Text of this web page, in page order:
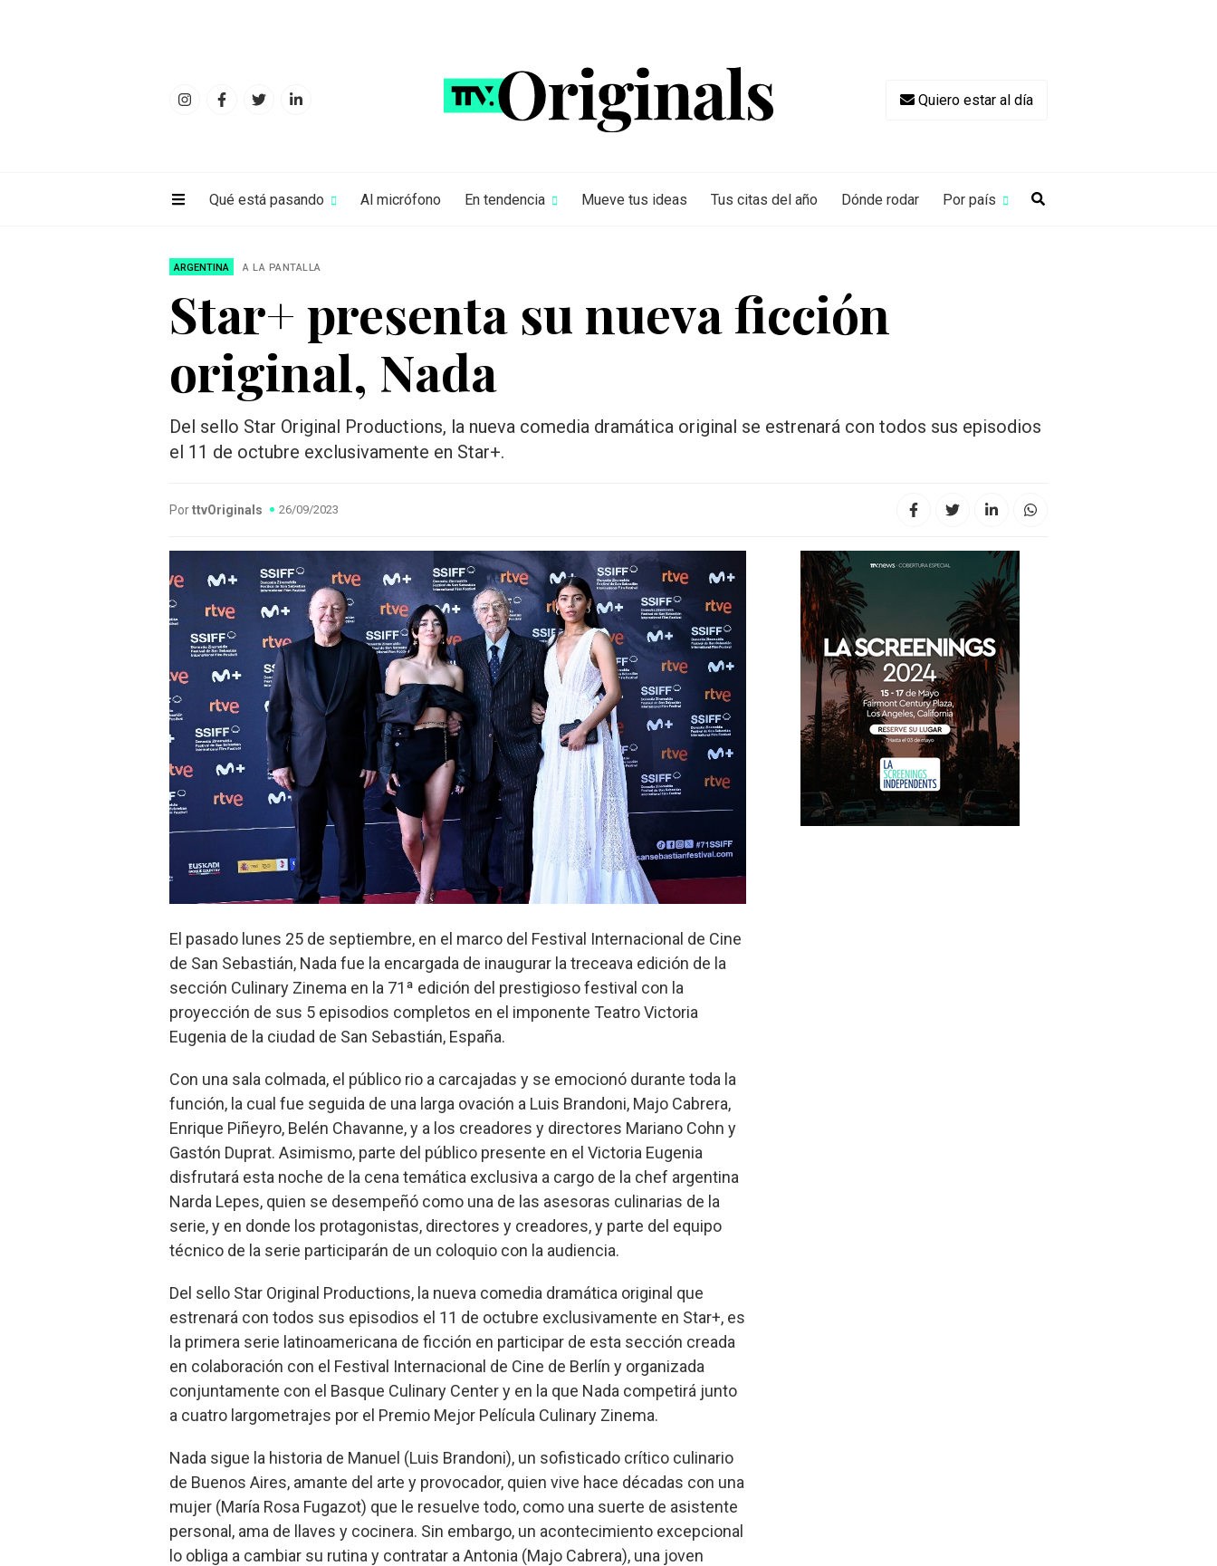
Quiero estar al día
Qué está pasando Al micrófono En tendencia Mueve tus ideas Tus citas del año Dónde rodar Por país
ARGENTINA A LA PANTALLA
Star+ presenta su nueva ficción
original, Nada
Del sello Star Original Productions, la nueva comedia dramática original se estrenará con todos sus episodios
el 11 de octubre exclusivamente en Star+.
PorttvOriginals 26/09/2023
El pasado lunes 25 de septiembre, en el marco del Festival Internacional de Cine
de San Sebastián, Nada fue la encargada de inaugurar la treceava edición de la
sección Culinary Zinema en la 71ª edición del prestigioso festival con la
proyección de sus 5 episodios completos en el imponente Teatro Victoria
Eugenia de la ciudad de San Sebastián, España.
Con una sala colmada, el público rio a carcajadas y se emocionó durante toda la
función, la cual fue seguida de una larga ovación a Luis Brandoni, Majo Cabrera,
Enrique Piñeyro, Belén Chavanne, y a los creadores y directores Mariano Cohn y
Gastón Duprat. Asimismo, parte del público presente en el Victoria Eugenia
disfrutará esta noche de la cena temática exclusiva a cargo de la chef argentina
Narda Lepes, quien se desempeñó como una de las asesoras culinarias de la
serie, y en donde los protagonistas, directores y creadores, y parte del equipo
técnico de la serie participarán de un coloquio con la audiencia.
Del sello Star Original Productions, la nueva comedia dramática original que
estrenará con todos sus episodios el 11 de octubre exclusivamente en Star+, es
la primera serie latinoamericana de ficción en participar de esta sección creada
en colaboración con el Festival Internacional de Cine de Berlín y organizada
conjuntamente con el Basque Culinary Center y en la que Nada competirá junto
a cuatro largometrajes por el Premio Mejor Película Culinary Zinema.
Nada sigue la historia de Manuel (Luis Brandoni), un sofisticado crítico culinario
de Buenos Aires, amante del arte y provocador, quien vive hace décadas con una
mujer (María Rosa Fugazot) que le resuelve todo, como una suerte de asistente
personal, ama de llaves y cocinera. Sin embargo, un acontecimiento excepcional
lo obliga a cambiar su rutina y contratar a Antonia (Majo Cabrera), una joven